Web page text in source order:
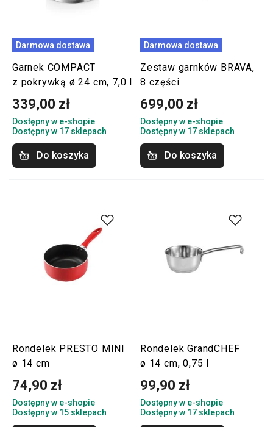
Darmowa dostawa
Garnek COMPACT
z pokrywką ø 24 cm, 7,0 l
339,00 zł
Dostępny w e-shopie
Dostępny w 17 sklepach
Do koszyka
Darmowa dostawa
Zestaw garnków BRAVA,
8 części
699,00 zł
Dostępny w e-shopie
Dostępny w 17 sklepach
Do koszyka
Rondelek PRESTO MINI
ø 14 cm
74,90 zł
Dostępny w e-shopie
Dostępny w 15 sklepach
Rondelek GrandCHEF
ø 14 cm, 0,75 l
99,90 zł
Dostępny w e-shopie
Dostępny w 17 sklepach